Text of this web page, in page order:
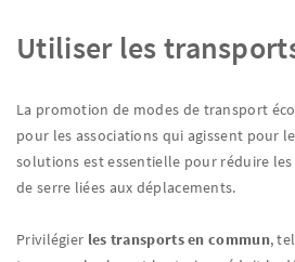
Utiliser les
La promotion de modes de transport
pour les associations qui agissent pour
solutions est essentielle pour réduire les
de serre liées aux déplacements.
Privilégier les transports en commun,